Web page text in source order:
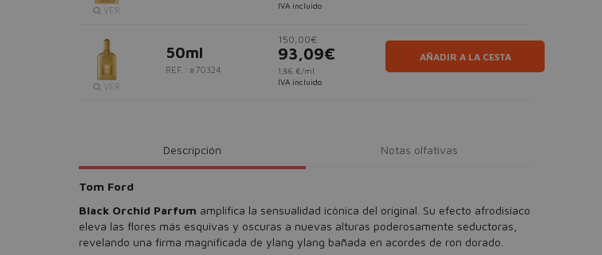
VER
IVA incluido
VER
50ml
REF.: #70324
150,00€
93,09€
1,86 €/ml
IVA incluido
AÑADIR A LA CESTA
Descripción Notas olfativas
Tom Ford
Black Orchid Parfum amplifica la sensualidad icónica del original. Su efecto afrodisíaco
eleva las flores más esquivas y oscuras a nuevas alturas poderosamente seductoras,
revelando una firma magnificada de ylang ylang bañada en acordes de ron dorado.